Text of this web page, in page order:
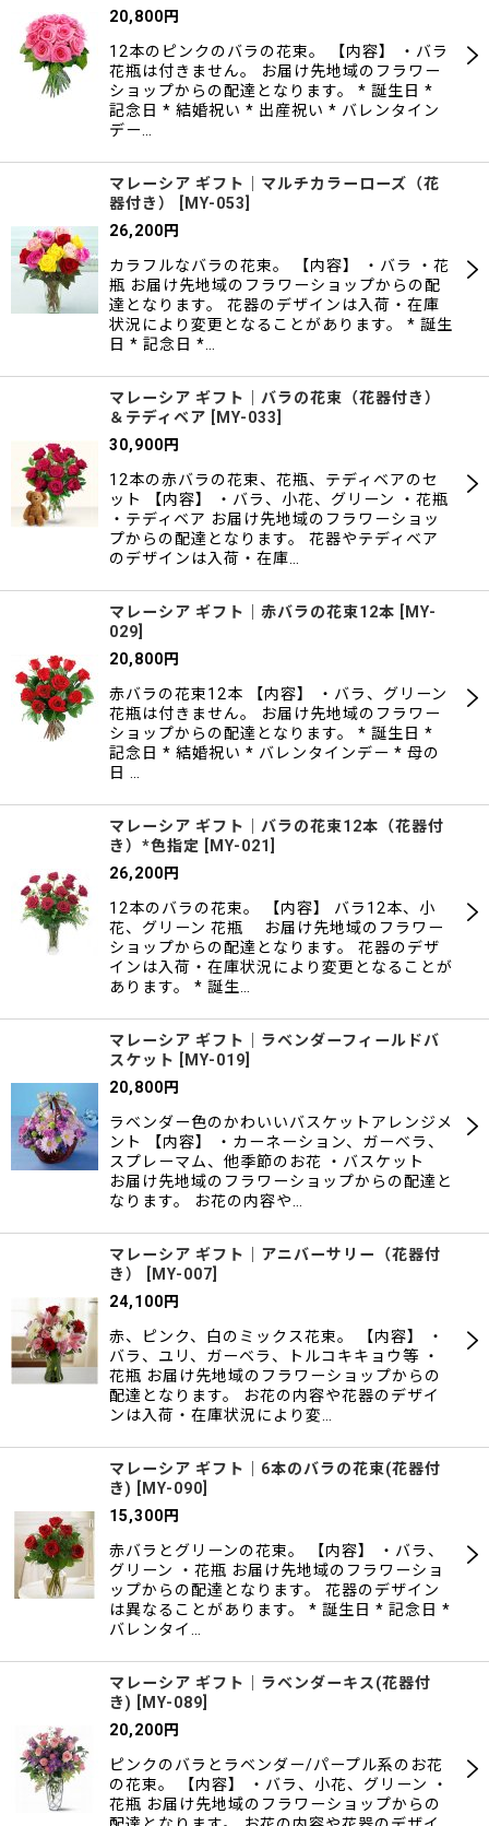
20,800円
12本のピンクのバラの花束。 【内容】 ・バラ
花瓶は付きません。 お届け先地域のフラワー
ショップからの配達となります。 * 誕生日 *
記念日 * 結婚祝い * 出産祝い * バレンタイン
デー…
マレーシア ギフト｜マルチカラーローズ（花
器付き）
MY-053
26,200円
カラフルなバラの花束。 【内容】 ・バラ ・花
瓶 お届け先地域のフラワーショップからの配
達となります。 花器のデザインは入荷・在庫
状況により変更となることがあります。 * 誕生
日 * 記念日 *…
マレーシア ギフト｜バラの花束（花器付き）
＆テディベア
MY-033
30,900円
12本の赤バラの花束、花瓶、テディベアのセ
ット 【内容】 ・バラ、小花、グリーン ・花瓶
・テディベア お届け先地域のフラワーショッ
プからの配達となります。 花器やテディベア
のデザインは入荷・在庫…
マレーシア ギフト｜赤バラの花束12本
MY-
029
20,800円
赤バラの花束12本 【内容】 ・バラ、グリーン
花瓶は付きません。 お届け先地域のフラワー
ショップからの配達となります。 * 誕生日 *
記念日 * 結婚祝い * バレンタインデー * 母の
日 …
マレーシア ギフト｜バラの花束12本（花器付
き）*色指定
MY-021
26,200円
12本のバラの花束。 【内容】 バラ12本、小
花、グリーン 花瓶 お届け先地域のフラワー
ショップからの配達となります。 花器のデザ
インは入荷・在庫状況により変更となることが
あります。 * 誕生…
マレーシア ギフト｜ラベンダーフィールドバ
スケット
MY-019
20,800円
ラベンダー色のかわいいバスケットアレンジメ
ント 【内容】 ・カーネーション、ガーベラ、
スプレーマム、他季節のお花 ・バスケット
お届け先地域のフラワーショップからの配達と
なります。 お花の内容や…
マレーシア ギフト｜アニバーサリー（花器付
き）
MY-007
24,100円
赤、ピンク、白のミックス花束。 【内容】 ・
バラ、ユリ、ガーベラ、トルコキキョウ等 ・
花瓶 お届け先地域のフラワーショップからの
配達となります。 お花の内容や花器のデザイ
ンは入荷・在庫状況により変…
マレーシア ギフト｜6本のバラの花束(花器付
き)
MY-090
15,300円
赤バラとグリーンの花束。 【内容】 ・バラ、
グリーン ・花瓶 お届け先地域のフラワーショ
ップからの配達となります。 花器のデザイン
は異なることがあります。 * 誕生日 * 記念日 *
バレンタイ…
マレーシア ギフト｜ラベンダーキス(花器付
き)
MY-089
20,200円
ピンクのバラとラベンダー/パープル系のお花
の花束。 【内容】 ・バラ、小花、グリーン ・
花瓶 お届け先地域のフラワーショップからの